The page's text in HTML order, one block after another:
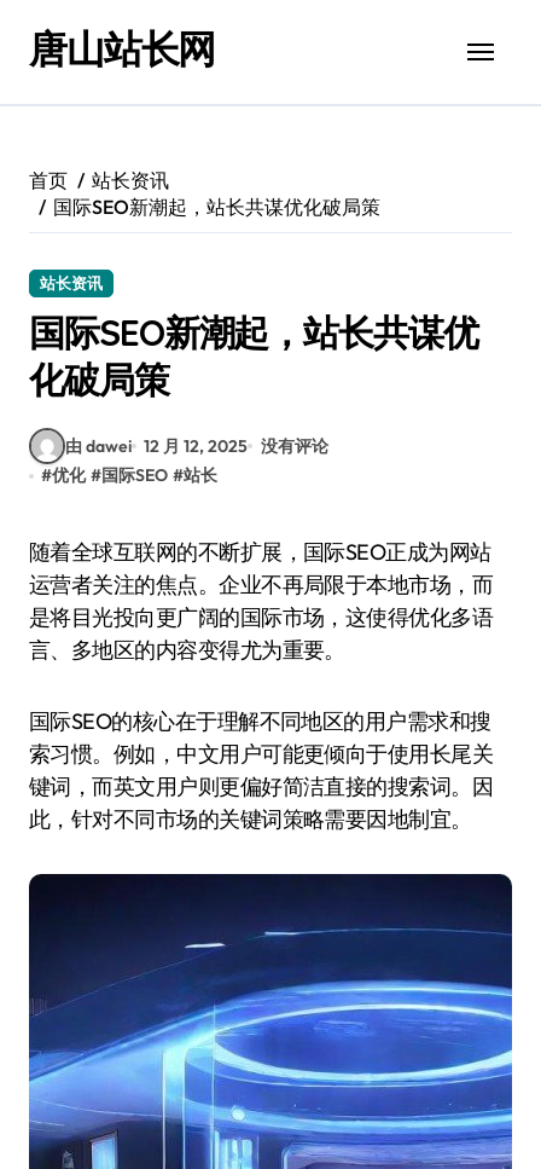
唐山站长网
首页
站长资讯
国际SEO新潮起，站长共谋优化破局策
站长资讯
国际SEO新潮起，站长共谋优
化破局策
由 dawei 12 月 12, 2025 没有评论
#优化 #国际SEO #站长
随着全球互联网的不断扩展，国际SEO正成为网站
运营者关注的焦点。企业不再局限于本地市场，而
是将目光投向更广阔的国际市场，这使得优化多语
言、多地区的内容变得尤为重要。
国际SEO的核心在于理解不同地区的用户需求和搜
索习惯。例如，中文用户可能更倾向于使用长尾关
键词，而英文用户则更偏好简洁直接的搜索词。因
此，针对不同市场的关键词策略需要因地制宜。